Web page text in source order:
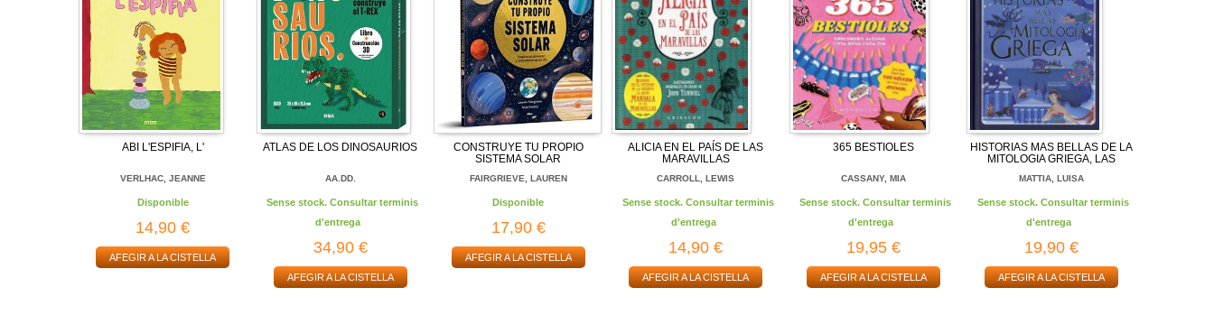
ABI L'ESPIFIA, L'
VERLHAC, JEANNE
Disponible
14,90 €
AFEGIR A LA CISTELLA
ATLAS DE LOS DINOSAURIOS
AA.DD.
Sense stock. Consultar terminis
d'entrega
34,90 €
AFEGIR A LA CISTELLA
CONSTRUYE TU PROPIO
SISTEMA SOLAR
FAIRGRIEVE, LAUREN
Disponible
17,90 €
AFEGIR A LA CISTELLA
ALICIA EN EL PAÍS DE LAS
MARAVILLAS
CARROLL, LEWIS
Sense stock. Consultar terminis
d'entrega
14,90 €
AFEGIR A LA CISTELLA
365 BESTIOLES
CASSANY, MIA
Sense stock. Consultar terminis
d'entrega
19,95 €
AFEGIR A LA CISTELLA
HISTORIAS MAS BELLAS DE LA
MITOLOGIA GRIEGA, LAS
MATTIA, LUISA
Sense stock. Consultar terminis
d'entrega
19,90 €
AFEGIR A LA CISTELLA